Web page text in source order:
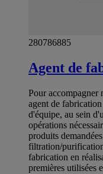
280786885
Agent de
Pour accompagner
agent de
d'équipe, au sein
opérations
produits
filtration/
fabrication en
premières utilisées